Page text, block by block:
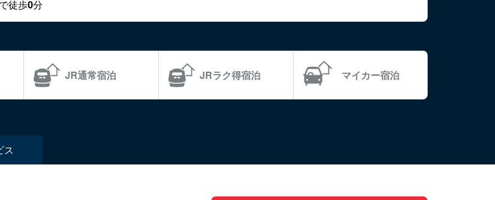
徒歩0分
JR通常宿泊 JRラク得宿泊 マイカー宿泊
ス